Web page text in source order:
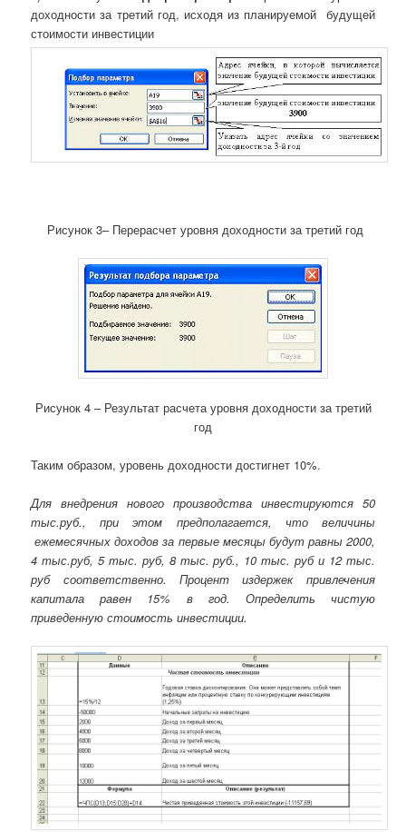
доходности за третий год, исходя из планируемой будущей
стоимости инвестиции
Рисунок 3– Перерасчет уровня доходности за третий год
Рисунок 4 – Результат расчета уровня доходности за третий
год
Таким образом, уровень доходности достигнет 10%.
Для внедрения нового производства инвестируются 50
тыс.руб., при этом предполагается, что величины
ежемесячных доходов за первые месяцы будут равны 2000,
4 тыс.руб, 5 тыс. руб, 8 тыс. руб., 10 тыс. руб и 12 тыс.
руб соответственно. Процент издержек привлечения
капитала равен 15% в год. Определить чистую
приведенную стоимость инвестиции.